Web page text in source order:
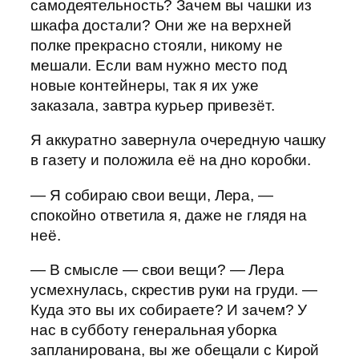
самодеятельность? Зачем вы чашки из
шкафа достали? Они же на верхней
полке прекрасно стояли, никому не
мешали. Если вам нужно место под
новые контейнеры, так я их уже
заказала, завтра курьер привезёт.
Я аккуратно завернула очередную чашку
в газету и положила её на дно коробки.
— Я собираю свои вещи, Лера, —
спокойно ответила я, даже не глядя на
неё.
— В смысле — свои вещи? — Лера
усмехнулась, скрестив руки на груди. —
Куда это вы их собираете? И зачем? У
нас в субботу генеральная уборка
запланирована, вы же обещали с Кирой